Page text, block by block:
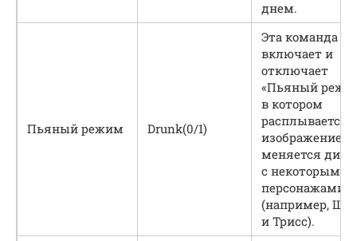
днем.
Пьяный режим Drunk(0/1)
Эта команда
включает и
отключает
«Пьяный
в котором
расплывается
изображение и
меняется
с некоторыми
персонажами
(например,
и Трисс).